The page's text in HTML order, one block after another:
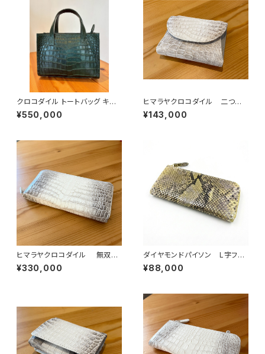
クロコダイル トートバッグ キプ
ロスグリーン
¥550,000
ヒマラヤクロコダイル 二つ折
りコンパクトウォレット
¥143,000
ヒマラヤクロコダイル 無双
ラウンドファスナーウォレット
¥330,000
ダイヤモンドパイソン L字ファ
スナーウォレット イエローナチ
ュラル
¥88,000